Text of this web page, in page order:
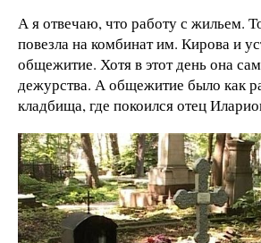
А я отвечаю, что работу с жильем.
повезла на комбинат им. Кирова и
общежитие. Хотя в этот день она
дежурства. А общежитие было как
кладбища, где покоился отец